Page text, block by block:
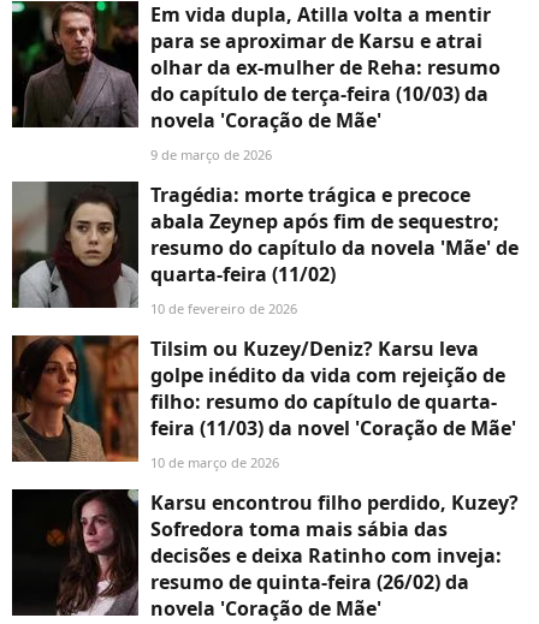
Em vida dupla, Atilla volta a mentir
para se aproximar de Karsu e atrai
olhar da ex-mulher de Reha: resumo
do capítulo de terça-feira (10/03) da
novela 'Coração de Mãe'
9 de março de 2026
Tragédia: morte trágica e precoce
abala Zeynep após fim de sequestro;
resumo do capítulo da novela 'Mãe' de
quarta-feira (11/02)
10 de fevereiro de 2026
Tilsim ou Kuzey/Deniz? Karsu leva
golpe inédito da vida com rejeição de
filho: resumo do capítulo de quarta-
feira (11/03) da novel 'Coração de Mãe'
10 de março de 2026
Karsu encontrou filho perdido, Kuzey?
Sofredora toma mais sábia das
decisões e deixa Ratinho com inveja:
resumo de quinta-feira (26/02) da
novela 'Coração de Mãe'